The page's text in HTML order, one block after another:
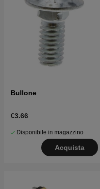
Bullone
€3.66
Disponibile in magazzino
Acquista